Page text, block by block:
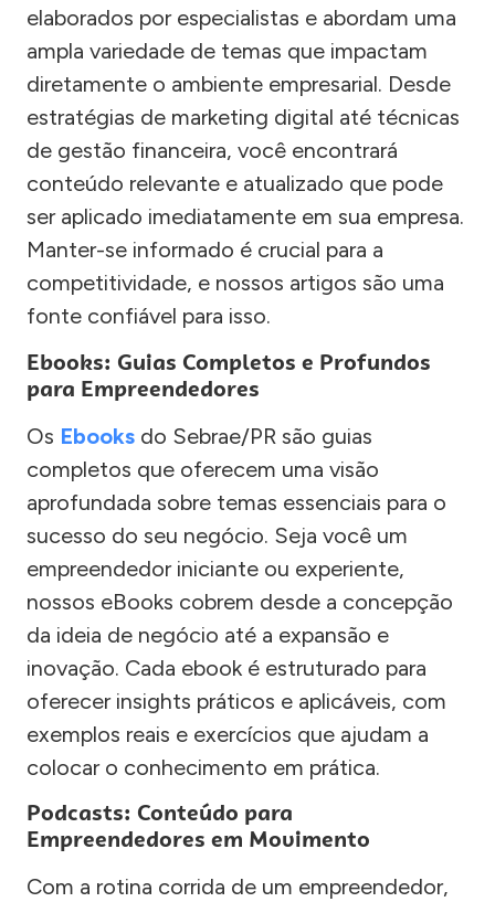
elaborados por especialistas e abordam uma
ampla variedade de temas que impactam
diretamente o ambiente empresarial. Desde
estratégias de marketing digital até técnicas
de gestão financeira, você encontrará
conteúdo relevante e atualizado que pode
ser aplicado imediatamente em sua empresa.
Manter-se informado é crucial para a
competitividade, e nossos artigos são uma
fonte confiável para isso.
Ebooks: Guias Completos e Profundos
para Empreendedores
Os Ebooks do Sebrae/PR são guias
completos que oferecem uma visão
aprofundada sobre temas essenciais para o
sucesso do seu negócio. Seja você um
empreendedor iniciante ou experiente,
nossos eBooks cobrem desde a concepção
da ideia de negócio até a expansão e
inovação. Cada ebook é estruturado para
oferecer insights práticos e aplicáveis, com
exemplos reais e exercícios que ajudam a
colocar o conhecimento em prática.
Podcasts: Conteúdo para
Empreendedores em Movimento
Com a rotina corrida de um empreendedor,